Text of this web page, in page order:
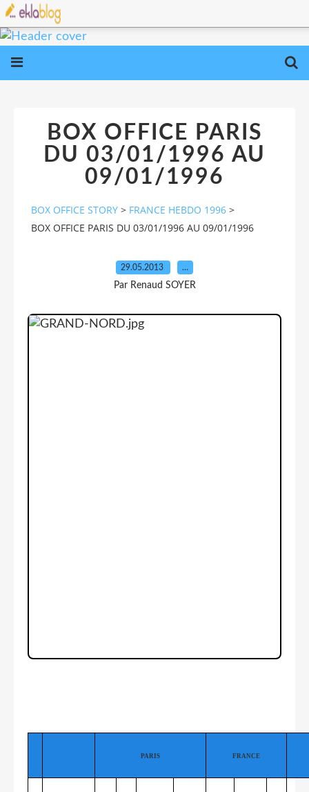
BOX OFFICE PARIS
DU 03/01/1996 AU
09/01/1996
BOX OFFICE STORY > FRANCE HEBDO 1996 >
BOX OFFICE PARIS DU 03/01/1996 AU 09/01/1996
29.05.2013 …
Par Renaud SOYER
PARIS FRANCE